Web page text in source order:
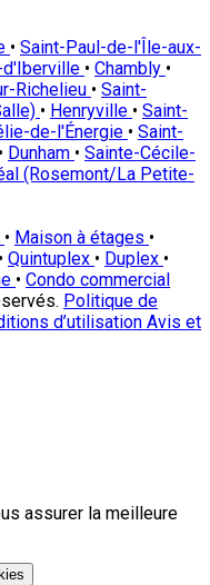
• Saint-Paul-de-l'Île-aux-
• Chambly •
Richelieu • Saint-
• Henryville • Saint-
de-l'Énergie • Saint-
• Dunham • Sainte-Cécile-
(Rosemont/La Petite-
• Maison à étages •
• Quintuplex • Duplex •
• Condo commercial
Politique de
d’utilisation Avis et
assurer la meilleure